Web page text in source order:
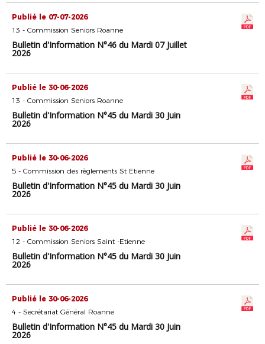
Publié le 07-07-2026
13 - Commission Seniors Roanne
Bulletin d'Information N°46 du Mardi 07 Juillet
2026
Publié le 30-06-2026
13 - Commission Seniors Roanne
Bulletin d'Information N°45 du Mardi 30 Juin
2026
Publié le 30-06-2026
5 - Commission des règlements St Etienne
Bulletin d'Information N°45 du Mardi 30 Juin
2026
Publié le 30-06-2026
12 - Commission Seniors Saint -Etienne
Bulletin d'Information N°45 du Mardi 30 Juin
2026
Publié le 30-06-2026
4 - Secrétariat Général Roanne
Bulletin d'Information N°45 du Mardi 30 Juin
2026